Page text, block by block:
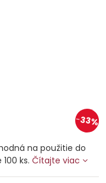
33%
na použitie do
ks. Čítajte viac